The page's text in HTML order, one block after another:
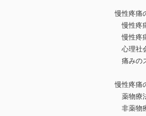
慢性疼痛
慢性疼
慢性疼
心理社
痛みの
慢性疼痛
薬物療
非薬物